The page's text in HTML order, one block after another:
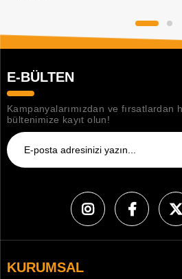
E-BÜLTEN
Kampanyalarımızdan ve fırsatlardan
bültenimize kayıt olun!
KURUMSAL